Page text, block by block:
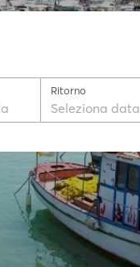
Ritorno
Seleziona data